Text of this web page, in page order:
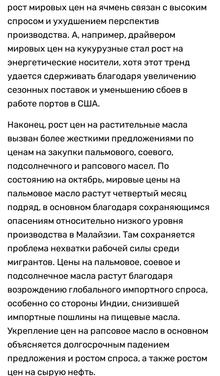
рост мировых цен на ячмень связан с высоким
спросом и ухудшением перспектив
производства. А, например, драйвером
мировых цен на кукурузные стал рост на
энергетические носители, хотя этот тренд
удается сдерживать благодаря увеличению
сезонных поставок и уменьшению сбоев в
работе портов в США.
Наконец, рост цен на растительные масла
вызван более жесткими предложениями по
ценам на закупки пальмового, соевого,
подсолнечного и рапсового масел. По
состоянию на октябрь, мировые цены на
пальмовое масло растут четвертый месяц
подряд, в основном благодаря сохраняющимся
опасениям относительно низкого уровня
производства в Малайзии. Там сохраняется
проблема нехватки рабочей силы среди
мигрантов. Цены на пальмовое, соевое и
подсолнечное масла растут благодаря
возрождению глобального импортного спроса,
особенно со стороны Индии, снизившей
импортные пошлины на пищевые масла.
Укрепление цен на рапсовое масло в основном
объясняется долгосрочным падением
предложения и ростом спроса, а также ростом
цен на сырую нефть.